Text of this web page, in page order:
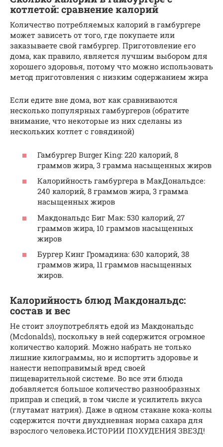
котлетой: сравнение калорий
Количество потребляемых калорий в гамбургере
может зависеть от того, где покупаете или
заказываете свой гамбургер. Приготовление его
дома, как правило, является лучшим выбором для
хорошего здоровья, потому что можно использовать
метод приготовления с низким содержанием жира
Если едите вне дома, вот как сравниваются
несколько популярных гамбургеров (обратите
внимание, что некоторые из них сделаны из
нескольких котлет с говядиной)
Гамбургер Burger King: 220 калорий, 8
граммов жира, 3 грамма насыщенных жиров
Калорийность гамбургера в МакДональдсе:
240 калорий, 8 граммов жира, 3 грамма
насыщенных жиров
Макдональдс Биг Мак: 530 калорий, 27
граммов жира, 10 граммов насыщенных
жиров
Бургер Кинг Громадина: 630 калорий, 38
граммов жира, 11 граммов насыщенных
жиров.
Калорийность блюд Макдональдс:
состав и вес
Не стоит злоупотреблять едой из Макдональдс
(Mcdonalds), поскольку в ней содержится огромное
количество калорий. Можно набрать не только
лишние килограммы, но и испортить здоровье и
нанести непоправимый вред своей
пищеварительной системе. Во все эти блюда
добавляется большое количество разнообразных
приправ и специй, в том числе и усилитель вкуса
(глутамат натрия). Даже в одном стакане кока-колы
содержится почти двухдневная норма сахара для
взрослого человека.ИСТОРИИ ПОХУДЕНИЯ ЗВЕЗД!